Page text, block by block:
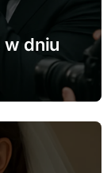
dniu